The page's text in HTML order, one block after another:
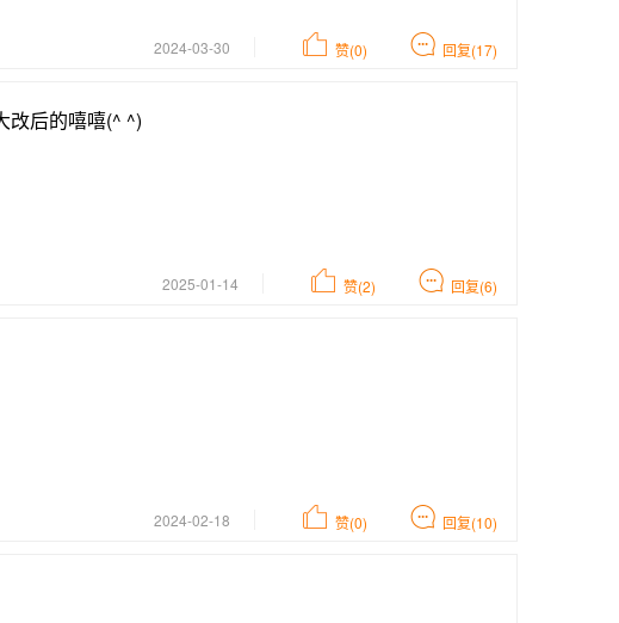
2024-03-30 赞(0) 回复(17)
改后的嘻嘻(^ ^)
2025-01-14 赞(2) 回复(6)
2024-02-18 赞(0) 回复(10)